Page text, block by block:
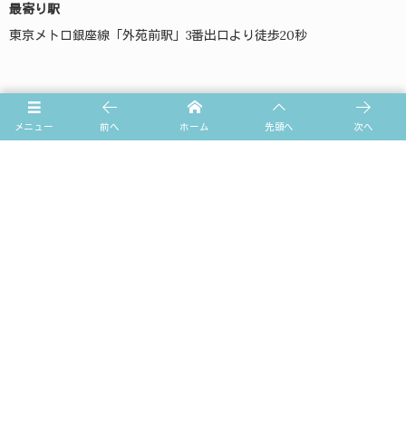
最寄り駅
東京メトロ銀座線「外苑前駅」3番出口より徒歩20秒
診療時間
メニュー 前へ ホーム 先頭へ 次へ